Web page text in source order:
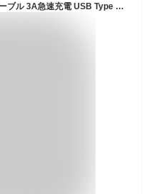
4in2 Apple Watch 充電器 4in2 充電ケーブル 3A急速充電 USB Type C Micro USB iPhone 4台同時充電 アップルウォッチ 充電器 iPhone/Apple Watch Series 1/2/3/4/5/6/7/8/9/Ultra/SE 各種対応